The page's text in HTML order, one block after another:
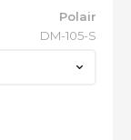
Polair
DM-105-S